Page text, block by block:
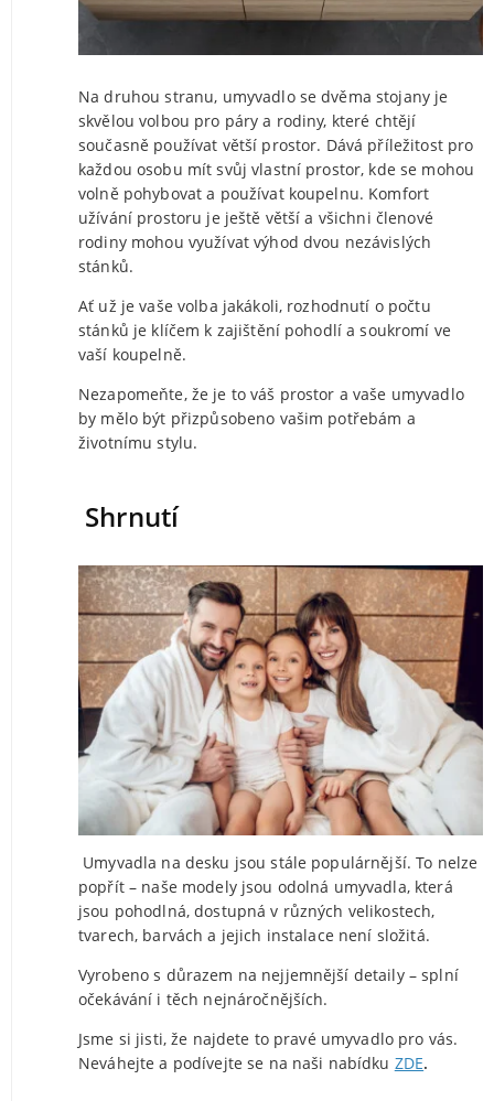
Na druhou stranu, umyvadlo se dvěma stojany je
skvělou volbou pro páry a rodiny, které chtějí
současně používat větší prostor. Dává příležitost pro
každou osobu mít svůj vlastní prostor, kde se mohou
volně pohybovat a používat koupelnu. Komfort
užívání prostoru je ještě větší a všichni členové
rodiny mohou využívat výhod dvou nezávislých
stánků.
Ať už je vaše volba jakákoli, rozhodnutí o počtu
stánků je klíčem k zajištění pohodlí a soukromí ve
vaší koupelně.
Nezapomeňte, že je to váš prostor a vaše umyvadlo
by mělo být přizpůsobeno vašim potřebám a
životnímu stylu.
Shrnutí
Umyvadla na desku jsou stále populárnější. To nelze
popřít – naše modely jsou odolná umyvadla, která
jsou pohodlná, dostupná v různých velikostech,
tvarech, barvách a jejich instalace není složitá.
Vyrobeno s důrazem na nejjemnější detaily – splní
očekávání i těch nejnáročnějších.
Jsme si jisti, že najdete to pravé umyvadlo pro vás.
Neváhejte a podívejte se na naši nabídku ZDE.